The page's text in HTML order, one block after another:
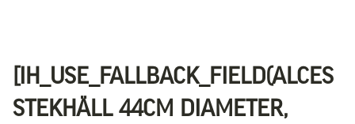
[IH_USE_FALLBACK_FIELD(ALCES
STEKHÄLL 44CM DIAMETER,